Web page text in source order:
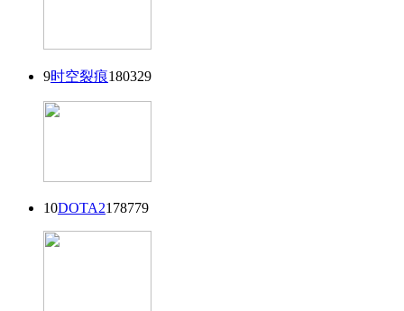
9时空裂痕180329
10DOTA2178779